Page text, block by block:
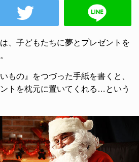
、子どもたちに夢とプレゼントを
もの』をつづった手紙を書くと、
トを枕元に置いてくれる…という